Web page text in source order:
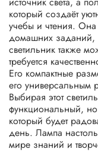
который создаёт
учебы и чтения.
домашних заданий,
светильник также
требуется
Его компактные
его
Выбирая этот
функциональный,
который будет
день. Лампа
мире знаний и